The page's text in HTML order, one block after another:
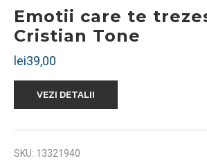
Emotii care te
Cristian Tone
lei39,00
VEZI DETALII
SKU: 13321940